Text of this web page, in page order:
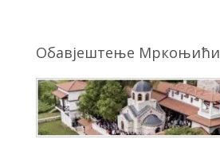
Обавјештење Мркоњићи